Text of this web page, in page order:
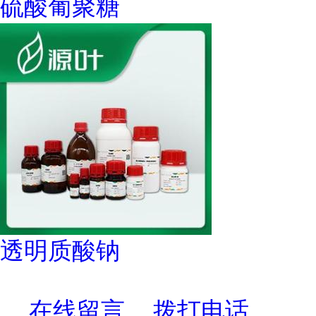
硫酸葡聚糖
透明质酸钠
在线留言 拨打电话